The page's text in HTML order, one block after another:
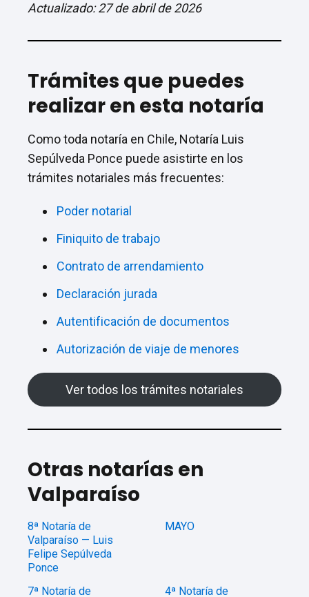
Actualizado: 27 de abril de 2026
Trámites que puedes
realizar en esta notaría
Como toda notaría en Chile, Notaría Luis
Sepúlveda Ponce puede asistirte en los
trámites notariales más frecuentes:
Poder notarial
Finiquito de trabajo
Contrato de arrendamiento
Declaración jurada
Autentificación de documentos
Autorización de viaje de menores
Ver todos los trámites notariales
Otras notarías en
Valparaíso
8ª Notaría de
Valparaíso — Luis
Felipe Sepúlveda
Ponce
MAYO
7ª Notaría de 4ª Notaría de